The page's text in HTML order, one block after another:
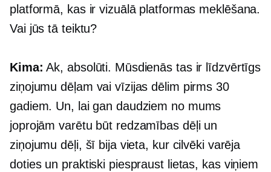
platformā, kas ir vizuālā platformas meklēšana.
Vai jūs tā teiktu?
Kima: Ak, absolūti. Mūsdienās tas ir līdzvērtīgs
ziņojumu dēļam vai vīzijas dēlim pirms 30
gadiem. Un, lai gan daudziem no mums
joprojām varētu būt redzamības dēļi un
ziņojumu dēļi, šī bija vieta, kur cilvēki varēja
doties un praktiski piespraust lietas, kas viņiem